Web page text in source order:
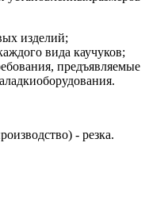
изделий;
вида каучуков;
предъявляемые
- резка.